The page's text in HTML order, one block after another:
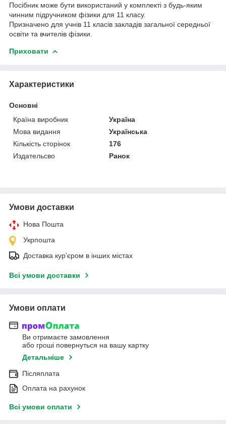
Посібник може бути використаний у комплекті з будь-яким
чинним підручником фізики для 11 класу.
Призначено для учнів 11 класів закладів загальної середньої
освіти та вчителів фізики.
Приховати
Характеристики
Основні
Країна виробник
Україна
Мова видання
Українська
Кількість сторінок
176
Издательсво
Ранок
Умови доставки
Нова Пошта
Укрпошта
Доставка кур'єром в інших містах
Всі умови доставки
Умови оплати
Ви отримаєте замовлення
або гроші повернуться на вашу картку
Детальніше
Післяплата
Оплата на рахунок
Всі умови оплати